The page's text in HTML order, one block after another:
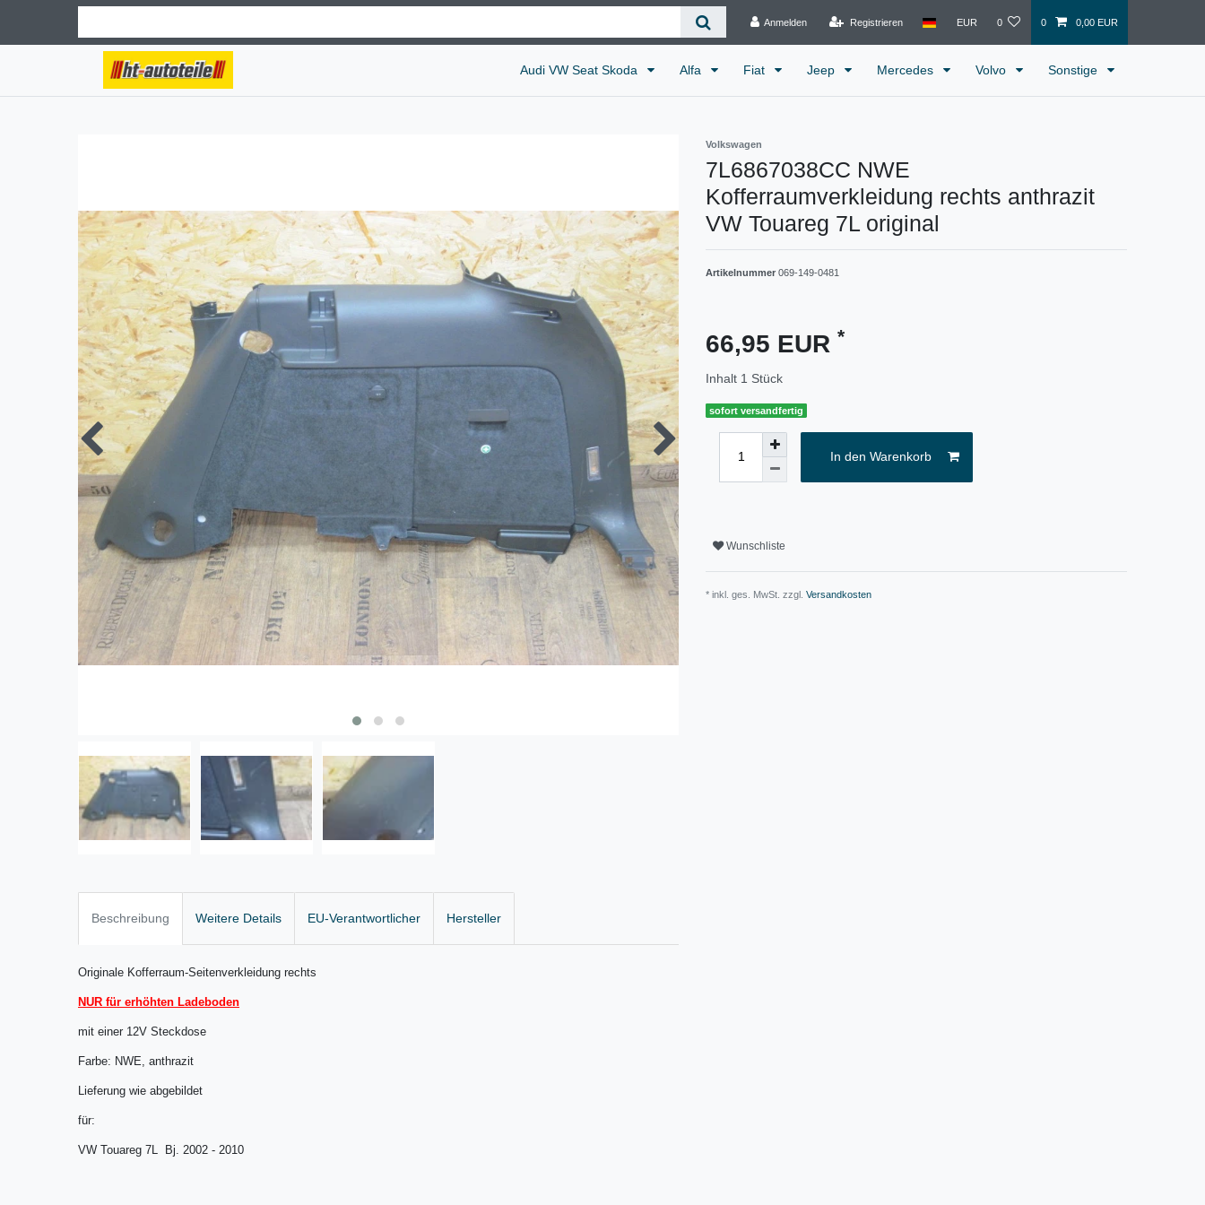
Anmelden Registrieren EUR 0 0 0,00 EUR
Audi VW Seat Skoda Alfa Fiat Jeep Mercedes Volvo Sonstige
Volkswagen
7L6867038CC NWE
Kofferraumverkleidung rechts anthrazit
VW Touareg 7L original
Artikelnummer 069-149-0481
66,95 EUR *
Inhalt 1 Stück
sofort versandfertig
In den Warenkorb
Wunschliste
* inkl. ges. MwSt. zzgl. Versandkosten
Beschreibung Weitere Details EU-Verantwortlicher Hersteller
Originale Kofferraum-Seitenverkleidung rechts
NUR für erhöhten Ladeboden
mit einer 12V Steckdose
Farbe: NWE, anthrazit
Lieferung wie abgebildet
für:
VW Touareg 7L Bj. 2002 - 2010